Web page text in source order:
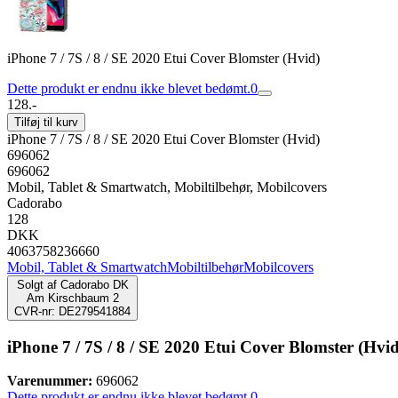
iPhone 7 / 7S / 8 / SE 2020 Etui Cover Blomster (Hvid)
Dette produkt er endnu ikke blevet bedømt.0
128.-
Tilføj til kurv
iPhone 7 / 7S / 8 / SE 2020 Etui Cover Blomster (Hvid)
696062
696062
Mobil, Tablet & Smartwatch, Mobiltilbehør, Mobilcovers
Cadorabo
128
DKK
4063758236660
Mobil, Tablet & SmartwatchMobiltilbehørMobilcovers
Solgt af Cadorabo DK
Am Kirschbaum 2
CVR-nr: DE279541884
iPhone 7 / 7S / 8 / SE 2020 Etui Cover Blomster
Varenummer: 696062